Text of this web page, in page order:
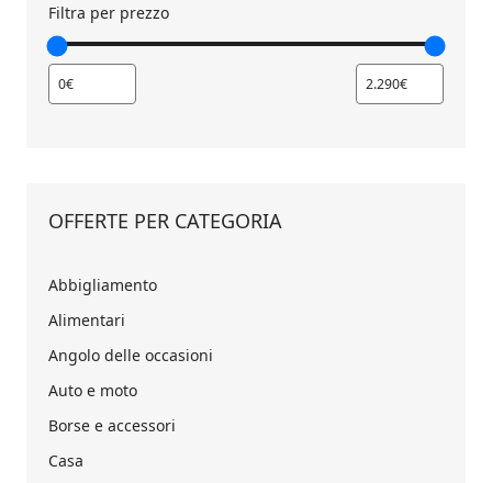
Filtra per prezzo
OFFERTE PER CATEGORIA
Abbigliamento
Alimentari
Angolo delle occasioni
Auto e moto
Borse e accessori
Casa